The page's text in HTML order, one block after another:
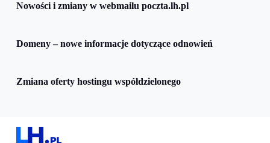
Nowości i zmiany w webmailu poczta.lh.pl
Domeny – nowe informacje dotyczące odnowień
Zmiana oferty hostingu współdzielonego